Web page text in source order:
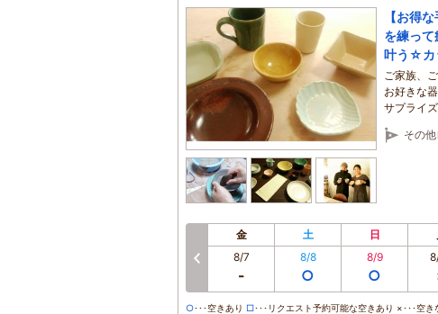
【お得
を練っ
叶う☆カ
ご家族、
お好きな
サプライ
その
金 土 日
8/7
-
8/8
○
8/9
○
○･･･空きあり □･･･リクエスト予約可能な空きあり ×･･･空き